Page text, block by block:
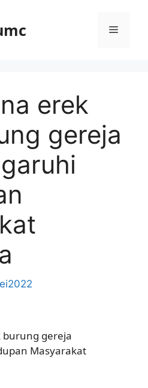
Menu
erek
gereja
burung gereja
Masyarakat